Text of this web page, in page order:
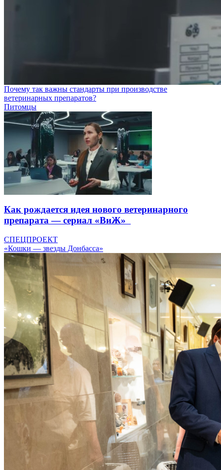
Почему так важны стандарты при производстве
ветеринарных препаратов?
Питомцы
Как рождается идея нового ветеринарного
препарата — сериал «ВиЖ»
СПЕЦПРОЕКТ
«Кошки — звезды Донбасса»